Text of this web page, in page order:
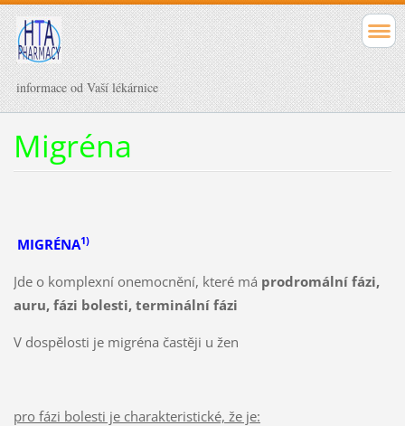
informace od Vaší lékárnice
Migréna
MIGRÉNA1)
Jde o komplexní onemocnění, které má prodromální fázi,
auru, fázi bolesti, terminální fázi
V dospělosti je migréna častěji u žen
pro fázi bolesti je charakteristické, že je: